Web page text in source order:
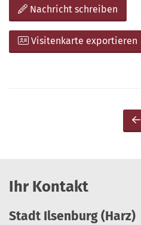
Nachricht schreiben
Visitenkarte exportieren
Ihr Kontakt
Stadt Ilsenburg (Harz)